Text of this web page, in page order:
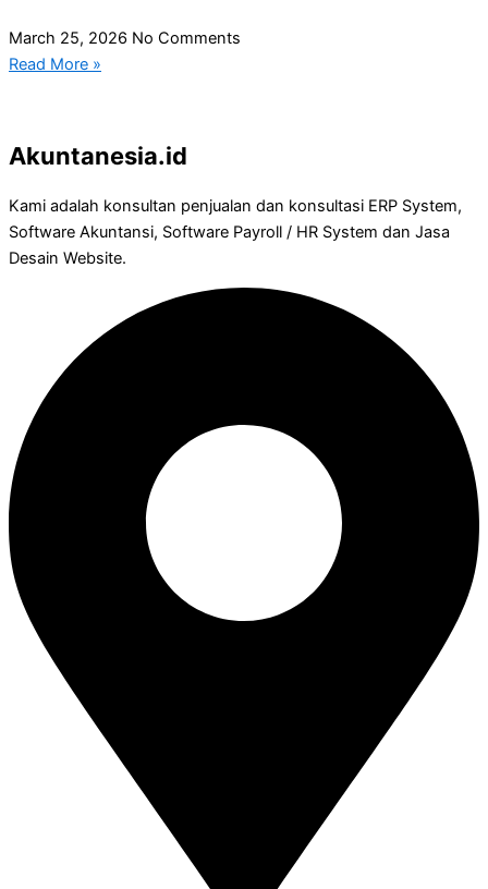
March 25, 2026 No Comments
Read More »
Akuntanesia.id
Kami adalah konsultan penjualan dan konsultasi ERP System,
Software Akuntansi, Software Payroll / HR System dan Jasa
Desain Website.